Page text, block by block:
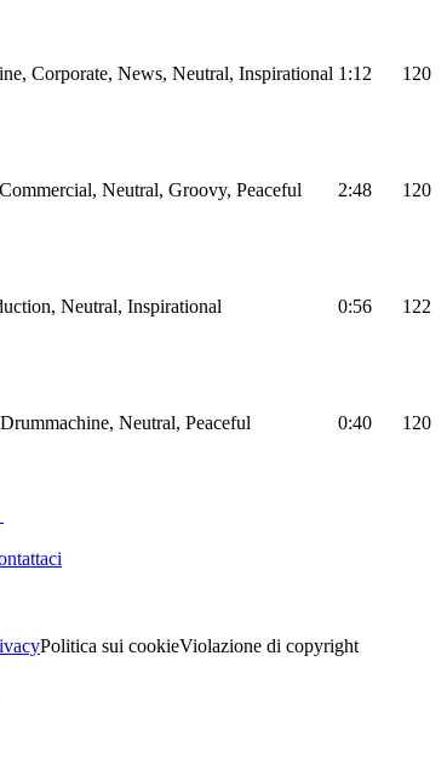
Corporate, News, Neutral, Inspirational 1:12 120
Neutral, Groovy, Peaceful 2:48 120
Neutral, Inspirational 0:56 122
Neutral, Peaceful 0:40 120
Politica sui cookieViolazione di copyright